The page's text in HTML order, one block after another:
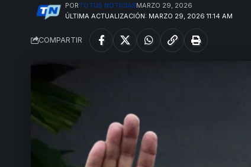
ÚLTIMA ACTUALIZACIÓN: MARZO 29, 2026 11:14 AM
PORTOTUS NOTICIASMARZO 29, 2026
COMPARTIR